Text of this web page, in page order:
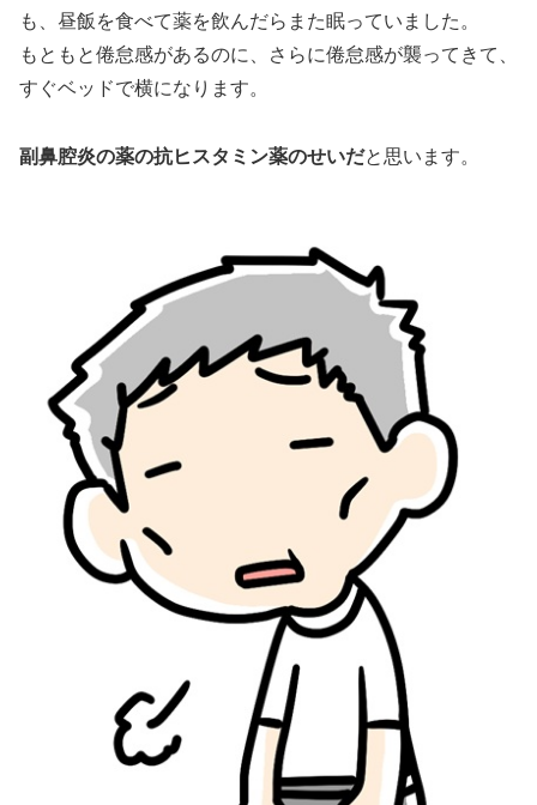
も、昼飯を食べて薬を飲んだらまた眠っていました。
もともと倦怠感があるのに、さらに倦怠感が襲ってきて、
すぐベッドで横になります。
副鼻腔炎の薬の抗ヒスタミン薬のせいだと思います。